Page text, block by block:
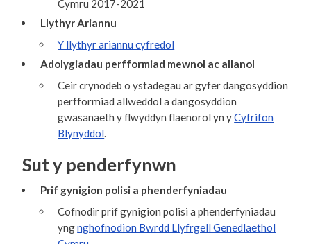
Cymru 2017-2021
Llythyr Ariannu
Y llythyr ariannu cyfredol
Adolygiadau perfformiad mewnol ac allanol
Ceir crynodeb o ystadegau ar gyfer dangosyddion
perfformiad allweddol a dangosyddion
gwasanaeth y flwyddyn flaenorol yn yCyfrifon
Blynyddol
Sut y penderfynwn
Prif gynigion polisi a phenderfyniadau
Cofnodir prif gynigion polisi a phenderfyniadau
yngnghofnodion Bwrdd Llyfrgell Genedlaethol